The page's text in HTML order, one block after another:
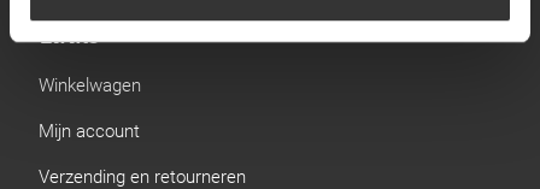
Links
Winkelwagen
Mijn account
Verzending en retourneren